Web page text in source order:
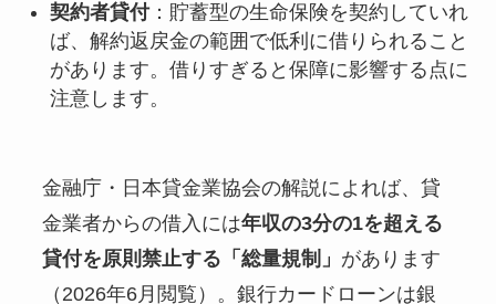
契約者貸付：貯蓄型の生命保険を契約していれ
ば、解約返戻金の範囲で低利に借りられること
があります。借りすぎると保障に影響する点に
注意します。
金融庁・日本貸金業協会の解説によれば、貸
金業者からの借入には年収の3分の1を超える
貸付を原則禁止する「総量規制」 があります
（2026年6月閲覧）。銀行カードローンは銀